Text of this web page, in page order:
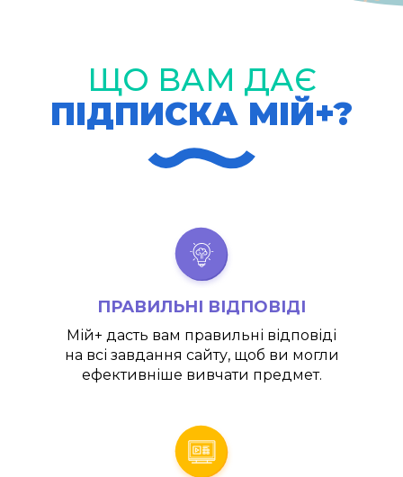
ЩО ВАМ ДАЄ
ПІДПИСКА МІЙ+?
ПРАВИЛЬНІ ВІДПОВІДІ
Мій+ дасть вам правильні відповіді
на всі завдання сайту, щоб ви могли
ефективніше вивчати предмет.